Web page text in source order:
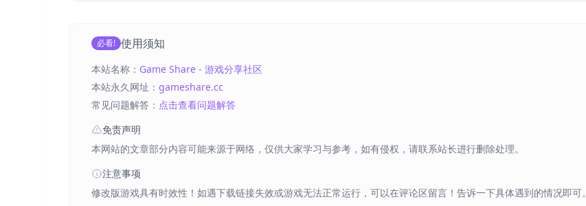
必看! 使用须知
本站名称： Game Share - 游戏分享社区
本站永久网址： gameshare.cc
常见问题解答： 点击查看问题解答
免责声明
本网站的文章部分内容可能来源于网络，仅供大家学习与参考，如有侵权，请联系站长进行删除处理。
注意事项
修改版游戏具有时效性！如遇下载链接失效或游戏无法正常运行，可以在评论区留言！告诉一下具体遇到的情况即可。